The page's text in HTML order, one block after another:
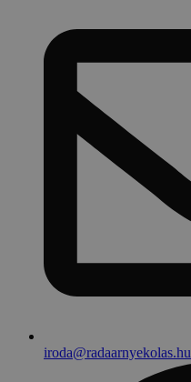
iroda@radaarnyekolas.hu